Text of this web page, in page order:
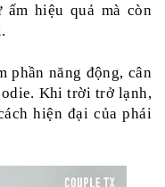
hiệu quả mà còn
phần năng động, cân
Khi trời trở lạnh,
hiện đại của phái